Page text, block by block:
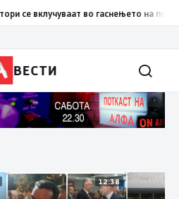
се вклучуваат во гаснењето на
ВЕСТИ
12:38